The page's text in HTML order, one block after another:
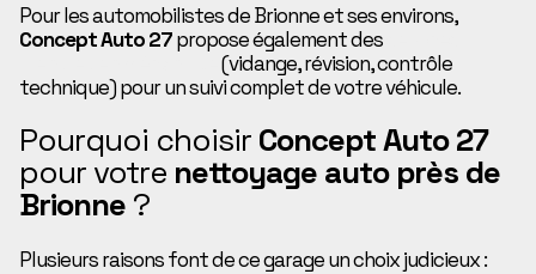
Pour les automobilistes de Brionne et ses environs,
Concept Auto 27propose également des
(vidange, révision, contrôle
technique) pour un suivi complet de votre véhicule.
Pourquoi choisir Concept Auto 27
pour votre nettoyage auto près de
Brionne ?
Plusieurs raisons font de ce garage un choix judicieux :